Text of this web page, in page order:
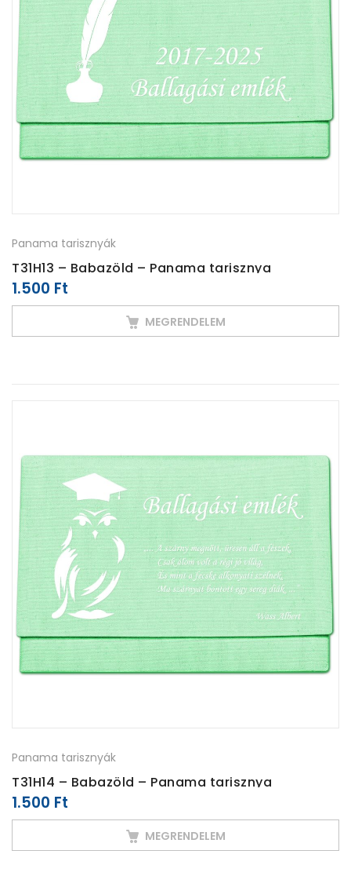
Panama tarisznyák
T31H13 – Babazöld – Panama tarisznya
1.500 Ft
MEGRENDELEM
Panama tarisznyák
T31H14 – Babazöld – Panama tarisznya
1.500 Ft
MEGRENDELEM